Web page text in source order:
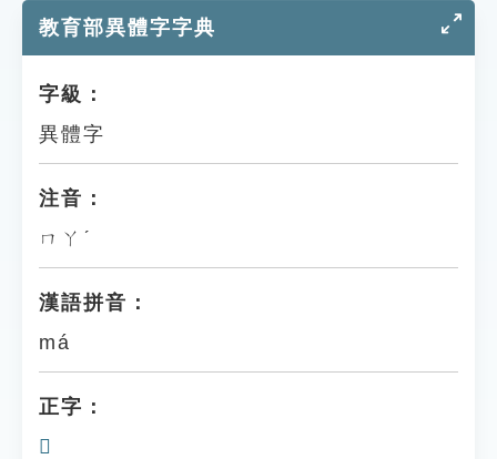
貓頭鷹博士
教育部異體字字典
字級：
異體字
注音：
ㄇㄚˊ
漢語拼音：
má
正字：
𩔶